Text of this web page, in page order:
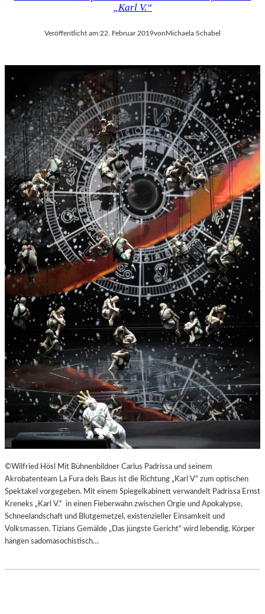
„Karl V.“
Veröffentlicht am:22. Februar 2019vonMichaela Schabel
©Wilfried Hösl Mit Bühnenbildner Carlus Padrissa und seinem
Akrobatenteam La Fura dels Baus ist die Richtung „Karl V“ zum optischen
Spektakel vorgegeben. Mit einem Spiegelkabinett verwandelt Padrissa Ernst
Kreneks „Karl V.“ in einen Fieberwahn zwischen Orgie und Apokalypse,
Schneelandschaft und Blutgemetzel, existenzieller Einsamkeit und
Volksmassen. Tizians Gemälde „Das jüngste Gericht“ wird lebendig. Körper
hängen sadomasochistisch…